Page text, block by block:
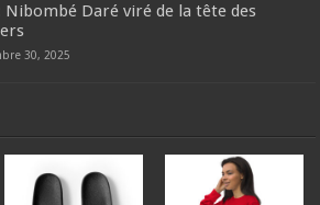
Nibombé Daré viré de la tête des
30, 2025